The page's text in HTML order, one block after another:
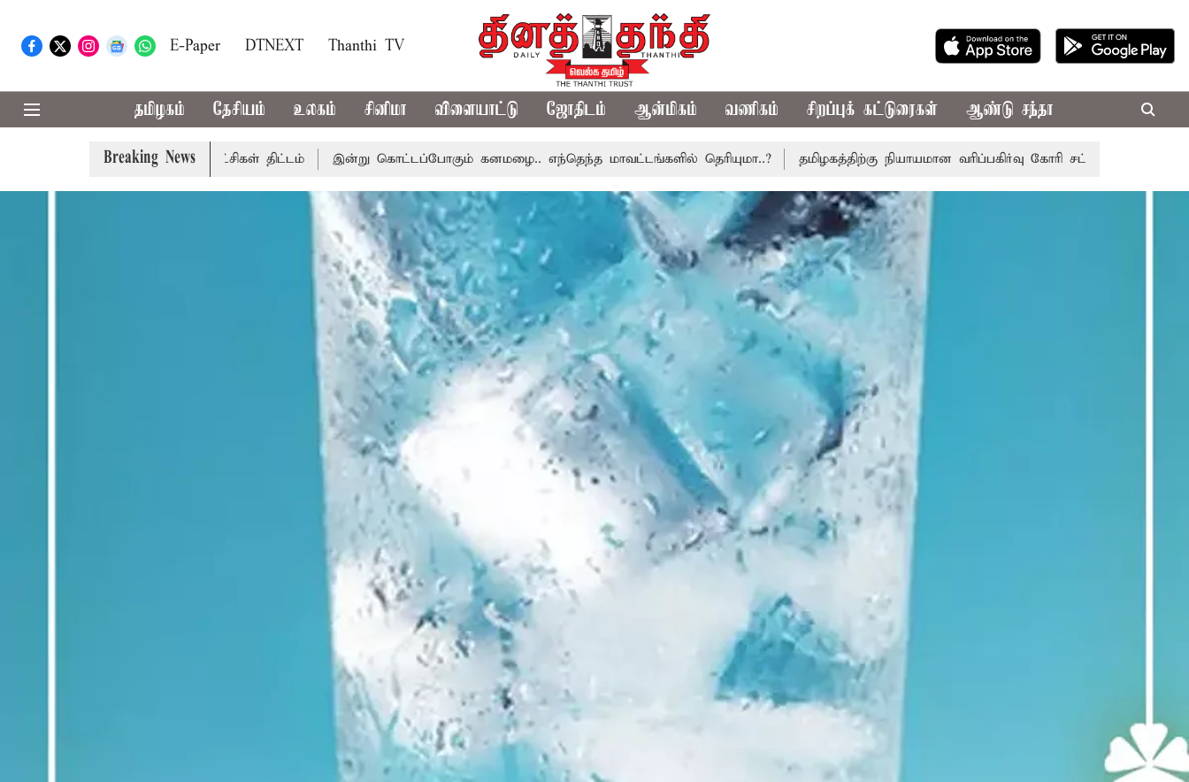
E-Paper DTNEXT Thanthi TV
தமிழகம் தேசியம் உலகம் சினிமா விளையாட்டு ஜோதிடம் ஆன்மிகம் வணிகம் சிறப்புக் கட்டுரைகள் ஆண்டு சந்தா
Breaking News
எழுப்ப எதிர்க்கட்சிகள் திட்டம் இன்று கொட்டப்போகும் கனமழை.. எந்தெந்த மாவட்டங்களில் தெரியுமா..? தமிழகத்திற்கு நியாயமான வரிப்பகிர்வு கோரி சட்டசபையில் இன்று அரசு